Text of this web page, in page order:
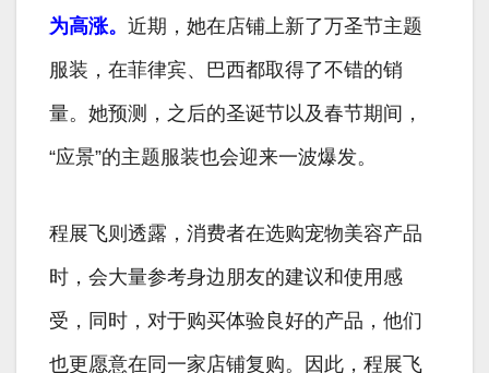
为高涨。 近期，她在店铺上新了万圣节主题
服装，在菲律宾、巴西都取得了不错的销
量。她预测，之后的圣诞节以及春节期间，
“应景”的主题服装也会迎来一波爆发。
程展飞则透露，消费者在选购宠物美容产品
时，会大量参考身边朋友的建议和使用感
受，同时，对于购买体验良好的产品，他们
也更愿意在同一家店铺复购。因此，程展飞